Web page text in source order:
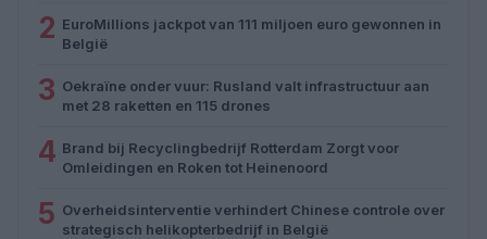
2 EuroMillions jackpot van 111 miljoen euro gewonnen in
België
3 Oekraïne onder vuur: Rusland valt infrastructuur aan
met 28 raketten en 115 drones
4 Brand bij Recyclingbedrijf Rotterdam Zorgt voor
Omleidingen en Roken tot Heinenoord
5 Overheidsinterventie verhindert Chinese controle over
strategisch helikopterbedrijf in België